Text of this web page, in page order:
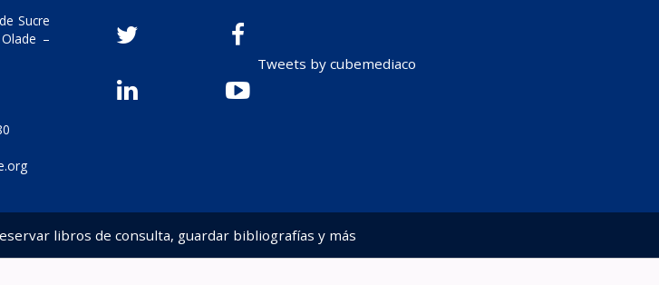
Sucre
–
Tweets by cubemediaco
libros de consulta, guardar bibliografías y más